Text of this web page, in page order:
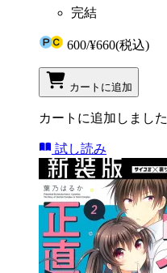
完結
600/¥660(税込)
カートに追加
カートに追加しました
試し読み